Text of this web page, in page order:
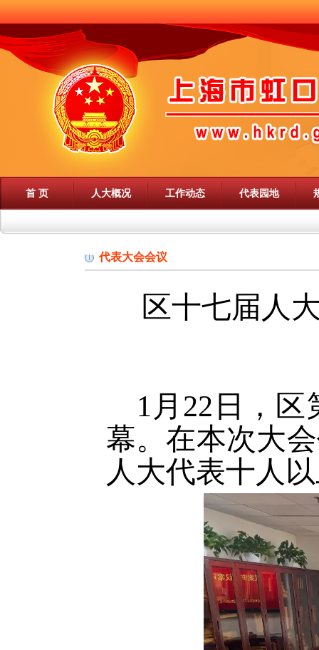
首 页 人大概况 工作动态 代表园地
代表大会会议
区十七届人
1月22日，
幕。在本次大
人大代表十人